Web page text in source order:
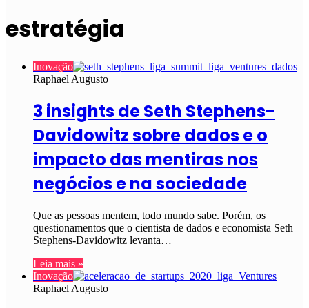
estratégia
Inovação
Raphael Augusto
3 insights de Seth Stephens-
Davidowitz sobre dados e o
impacto das mentiras nos
negócios e na sociedade
Que as pessoas mentem, todo mundo sabe. Porém, os
questionamentos que o cientista de dados e economista Seth
Stephens-Davidowitz levanta…
Leia mais »
Inovação
Raphael Augusto